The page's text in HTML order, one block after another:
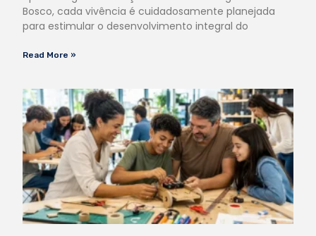
Bosco, cada vivência é cuidadosamente planejada
para estimular o desenvolvimento integral do
Read More »